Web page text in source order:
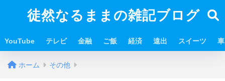
徒然なるままの雑記ブログ
YouTube テレビ 金融 ご飯 経済 遠出 スイーツ 車
ホーム その他